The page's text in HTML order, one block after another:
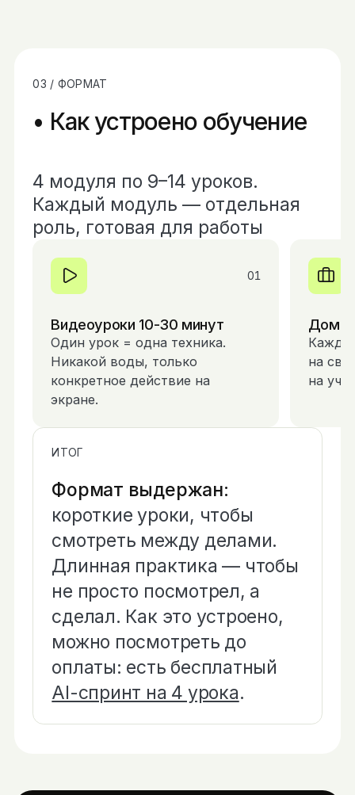
03 / ФОРМАТ
Как устроено обучение
4 модуля по 9–14 уроков.
Каждый модуль — отдельная
роль, готовая для работы
01
Видеоуроки 10-30 минут
Один урок = одна техника.
Никакой воды, только
конкретное действие на
экране.
на
на
ИТОГ
Формат выдержан:
короткие уроки, чтобы
смотреть между делами.
Длинная практика — чтобы
не просто посмотрел, а
сделал. Как это устроено,
можно посмотреть до
оплаты: есть бесплатный
AI-спринт на 4 урока.